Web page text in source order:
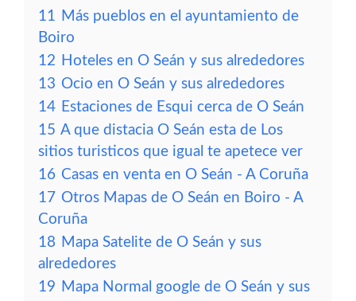
11 Más pueblos en el ayuntamiento de
Boiro
12 Hoteles en O Seán y sus alrededores
13 Ocio en O Seán y sus alrededores
14 Estaciones de Esqui cerca de O Seán
15 A que distacia O Seán esta de Los
sitios turisticos que igual te apetece ver
16 Casas en venta en O Seán - A Coruña
17 Otros Mapas de O Seán en Boiro - A
Coruña
18 Mapa Satelite de O Seán y sus
alrededores
19 Mapa Normal google de O Seán y sus